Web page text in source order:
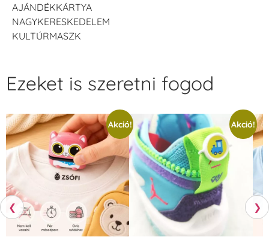
AJÁNDÉKKÁRTYA
NAGYKERESKEDELEM
KULTÚRMASZK
❮
Ezeket is szeretni fogod
Akció! Akció!
❯